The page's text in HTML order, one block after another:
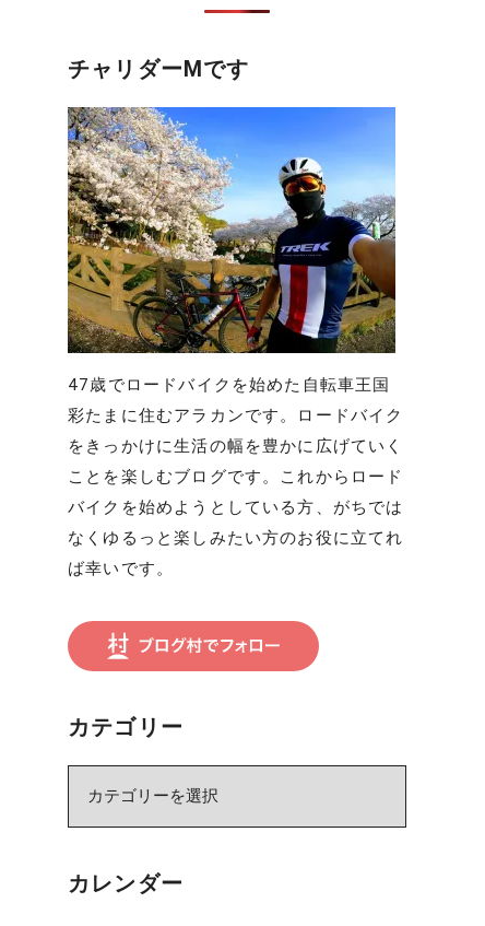
チャリダーMです
47歳でロードバイクを始めた自転車王国
彩たまに住むアラカンです。ロードバイク
をきっかけに生活の幅を豊かに広げていく
ことを楽しむブログです。これからロード
バイクを始めようとしている方、がちでは
なくゆるっと楽しみたい方のお役に立てれ
ば幸いです。
カテゴリー
リ
カレンダー